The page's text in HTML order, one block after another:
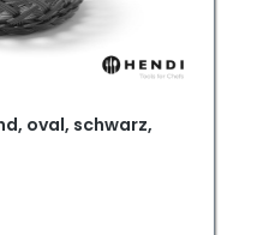
oval, schwarz,